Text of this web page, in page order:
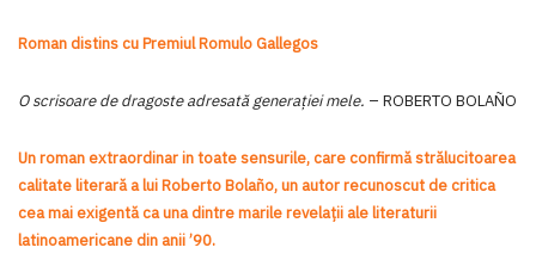
Roman distins cu Premiul Romulo Gallegos
O scrisoare de dragoste adresată generaţiei mele. – ROBERTO BOLAÑO
Un roman extraordinar in toate sensurile, care confirmă strălucitoarea
calitate literară a lui Roberto Bolaño, un autor recunoscut de critica
cea mai exigentă ca una dintre marilerevelaţii ale literaturii
latinoamericane din anii ’90.